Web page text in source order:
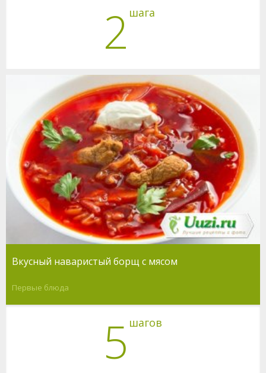
2 шага
Вкусный наваристый борщ с мясом
Первые блюда
5 шагов